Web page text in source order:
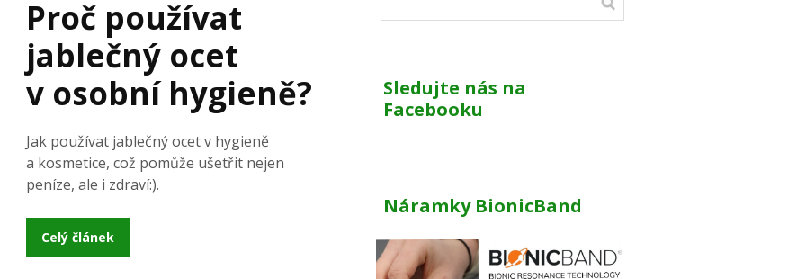
Proč používat
jablečný ocet
v osobní hygieně?
Jak používat jablečný ocet v hygieně
a kosmetice, což pomůže ušetřit nejen
peníze, ale i zdraví:).
Celý článek
Sledujte nás na
Facebooku
Náramky BionicBand